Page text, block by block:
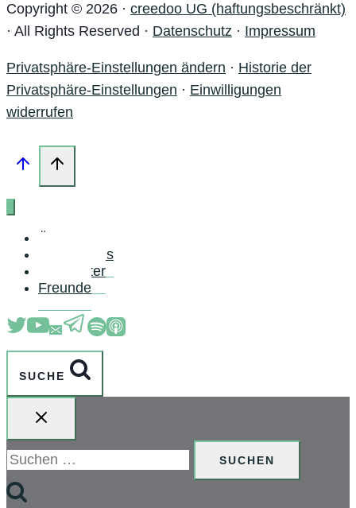
Copyright © 2026 · creedoo UG (haftungsbeschränkt)
· All Rights Reserved · Datenschutz · Impressum
Privatsphäre-Einstellungen ändern · Historie der
Privatsphäre-Einstellungen · Einwilligungen
widerrufen
Schreib uns
Newsletter
Freunde
SUCHE
Suchen
nach: